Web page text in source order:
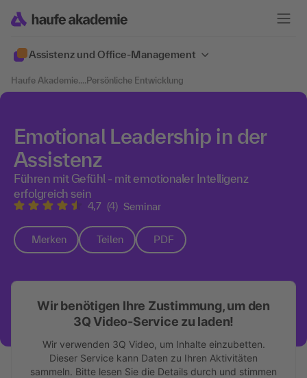
Assistenz und Office-Management
Haufe Akademie....Persönliche Entwicklung
Emotional Leadership in der
Assistenz
Führen mit Gefühl - mit emotionaler Intelligenz
erfolgreich sein
4,7 (4) Seminar
Merken Teilen PDF
Wir benötigen Ihre Zustimmung, um den
3Q Video-Service zu laden!
Wir verwenden 3Q Video, um Inhalte einzubetten.
Dieser Service kann Daten zu Ihren Aktivitäten
sammeln. Bitte lesen Sie die Details durch und stimmen